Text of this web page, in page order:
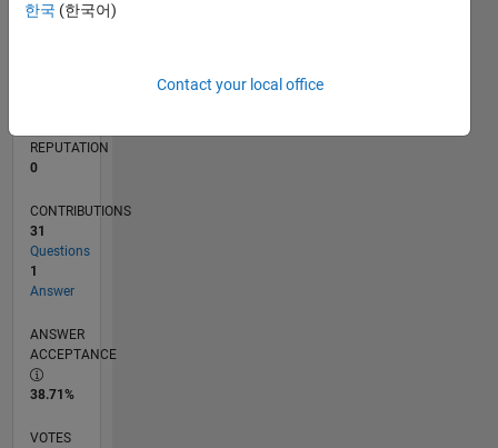
REPUTATION
0
CONTRIBUTIONS
31
Questions
1
Answer
ANSWER
ACCEPTANCE
38.71%
VOTES
한국 (한국어)
Contact your local office